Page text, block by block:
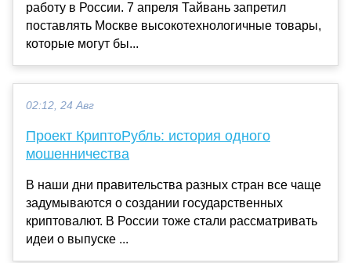
работу в России. 7 апреля Тайвань запретил
поставлять Москве высокотехнологичные товары,
которые могут бы...
02:12, 24 Авг
Проект КриптоРубль: история одного
мошенничества
В наши дни правительства разных стран все чаще
задумываются о создании государственных
криптовалют. В России тоже стали рассматривать
идеи о выпуске ...